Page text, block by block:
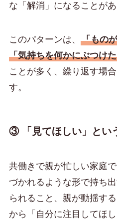
な「解消」になることがあ
このパターンは、 「もの
「気持ちを何かにぶつけ
ことが多く、繰り返す場
す。
③ 「見てほしい」とい
共働きで親が忙しい家庭
づかれるような形で持ち
られること、親が動揺す
から「自分に注目してほ